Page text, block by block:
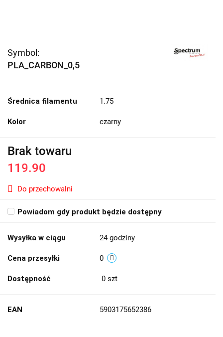
Symbol:
PLA_CARBON_0,5
Średnica filamentu 1.75
Kolor czarny
Brak towaru
119.90
Do przechowalni
Powiadom gdy produkt będzie dostępny
Wysyłka w ciągu 24 godziny
Cena przesyłki 0
Dostępność 0 szt
EAN 5903175652386